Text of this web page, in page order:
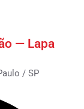
— Lapa
/ SP